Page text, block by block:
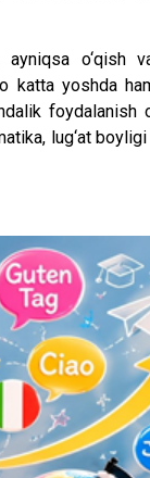
ayniqsa o‘qish
katta yoshda
foydalanish
lug‘at